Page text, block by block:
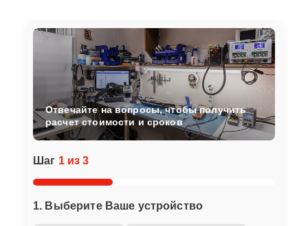
Шаг 1 из 3
1. Выберите Ваше устройство
Отвечайте на вопросы, чтобы получить
расчет стоимости и сроков